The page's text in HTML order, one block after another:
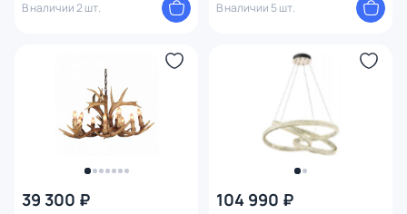
В наличии 2 шт.
В наличии 5 шт.
39 300 ₽ 104 990 ₽